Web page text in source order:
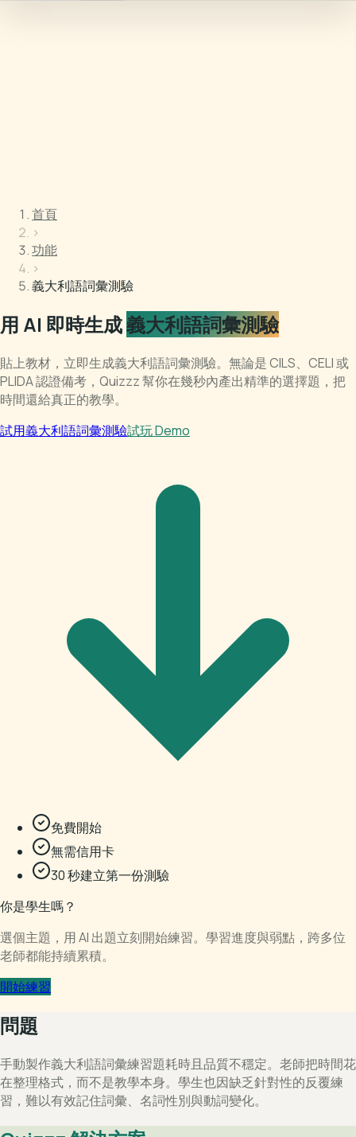
首頁
›
功能
›
義大利語詞彙測驗
用 AI 即時生成義大利語詞彙測驗
貼上教材，立即生成義大利語詞彙測驗。無論是 CILS、CELI 或
PLIDA 認證備考，Quizzz 幫你在幾秒內產出精準的選擇題，把
時間還給真正的教學。
試用義大利語詞彙測驗試玩 Demo
免費開始
無需信用卡
30 秒建立第一份測驗
你是學生嗎？
選個主題，用 AI 出題立刻開始練習。學習進度與弱點，跨多位
老師都能持續累積。
開始練習
問題
手動製作義大利語詞彙練習題耗時且品質不穩定。老師把時間花
在整理格式，而不是教學本身。學生也因缺乏針對性的反覆練
習，難以有效記住詞彙、名詞性別與動詞變化。